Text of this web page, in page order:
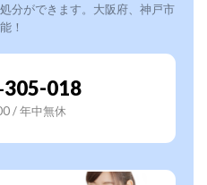
分ができます。大阪府、神戸市
！
305-018
/ 年中無休